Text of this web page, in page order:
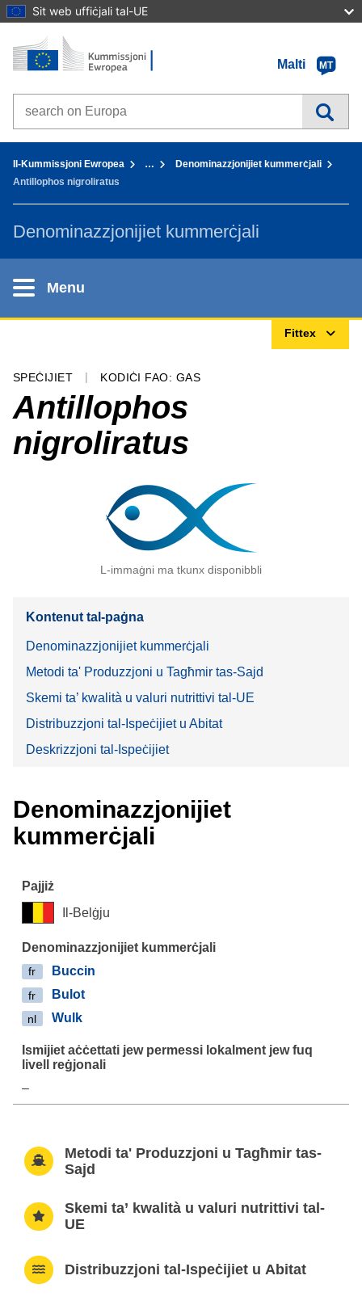
Sit web uffiċjali tal-UE
Mur fil-kontenut
Paġna Ewlenija - Il-Kummissjoni Ewropea
Malti
MT
Search on Europa websites
Il-Kummissjoni Ewropea …
Denominazzjonijiet kummerċjali
Antillophos nigroliratus
Denominazzjonijiet kummerċjali
Menu
Fittex
SPEĊIJIET KODIĊI FAO: GAS
Antillophos
nigroliratus
L-immaġni ma tkunx disponibbli
Kontenut tal-paġna
Denominazzjonijiet kummerċjali
Metodi ta' Produzzjoni u Tagħmir tas-Sajd
Skemi ta’ kwalità u valuri nutrittivi tal-UE
Distribuzzjoni tal-Ispeċijiet u Abitat
Deskrizzjoni tal-Ispeċijiet
Denominazzjonijiet
kummerċjali
Il-Belġju
fr Buccin
fr Bulot
nl Wulk
–
Metodi ta' Produzzjoni u Tagħmir tas-
Sajd
Skemi ta’ kwalità u valuri nutrittivi tal-
UE
Distribuzzjoni tal-Ispeċijiet u Abitat